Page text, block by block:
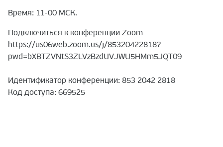
Время: 11-00 МСК.
Подключиться к конференции Zoom
https://us06web.zoom.us/j/85320422818?
pwd=bXBTZVNtS3ZLVzBzdUVJWU5HMm5JQT09
Идентификатор конференции: 853 2042 2818
Код доступа: 669525